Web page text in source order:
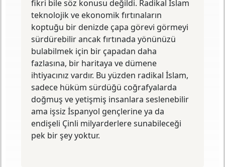
fikri bile söz konusu değildi. Radikal İslam
teknolojik ve ekonomik fırtınaların
koptuğu bir denizde çapa görevi görmeyi
sürdürebilir ancak fırtınada yönünüzü
bulabilmek için bir çapadan daha
fazlasına, bir haritaya ve dümene
ihtiyacınız vardır. Bu yüzden radikal İslam,
sadece hüküm sürdüğü coğrafyalarda
doğmuş ve yetişmiş insanlara seslenebilir
ama işsiz İspanyol gençlerine ya da
endişeli Çinli milyarderlere sunabileceği
pek bir şey yoktur.